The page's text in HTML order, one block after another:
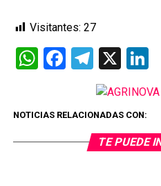
Visitantes: 27
WhatsApp
Facebook
X
NOTICIAS RELACIONADAS CON:
TE PUEDE